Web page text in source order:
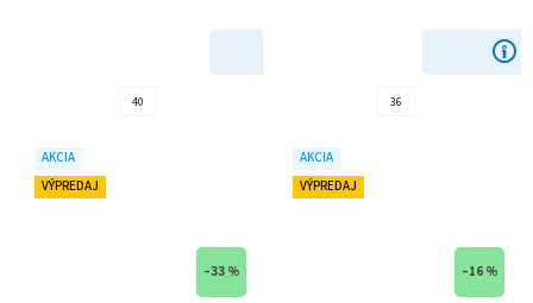
40 36
AKCIA
VÝPREDAJ
–33 %
AKCIA
VÝPREDAJ
–16 %